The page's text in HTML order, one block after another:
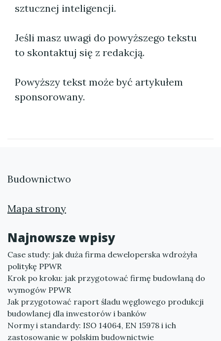
sztucznej inteligencji.
Jeśli masz uwagi do powyższego tekstu
to skontaktuj się z redakcją.
Powyższy tekst może być artykułem
sponsorowany.
Budownictwo
Mapa strony
Najnowsze wpisy
Case study: jak duża firma deweloperska wdrożyła
politykę PPWR
Krok po kroku: jak przygotować firmę budowlaną do
wymogów PPWR
Jak przygotować raport śladu węglowego produkcji
budowlanej dla inwestorów i banków
Normy i standardy: ISO 14064, EN 15978 i ich
zastosowanie w polskim budownictwie